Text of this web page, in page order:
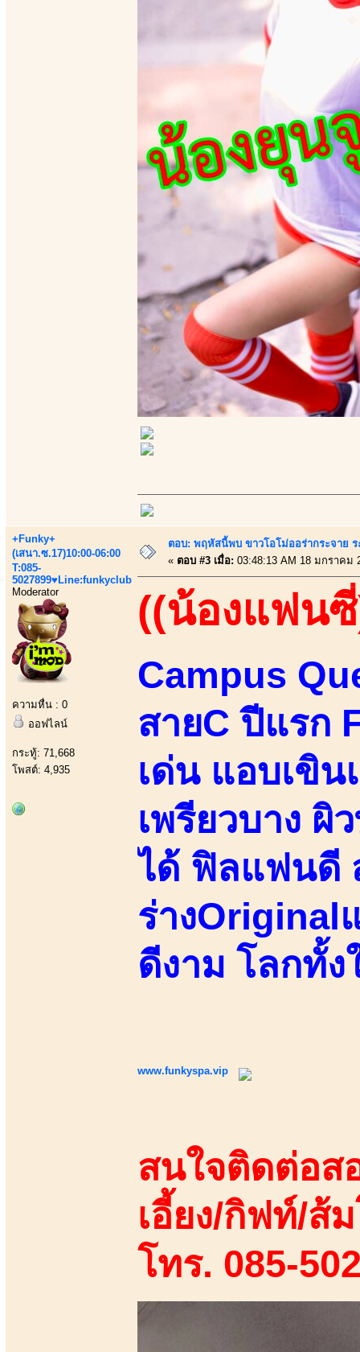
+Funky+
(เสนา.ซ.17)10:00-06:00
T:085-
5027899♥Line:funkyclub
Moderator
ความหื่น : 0
ออฟไลน์
กระทู้: 71,668
โพสต์: 4,935
ตอบ: พฤหัสนี้พบ ขาวโอโม่ออร่ากระจาย
« ตอบ #3 เมื่อ: 03:48:13 AM 18 มกราคม
((น้องแฟน
Campus
สายC ปีแรก
เด่น แอบเขิ
เพรียวบาง ผิ
ได้ ฟิลแฟนดี
ร่างOriginal
ดีงาม โลกทั้ง
www.funkyspa.vip
สนใจติดต่อส
เอี้ยง/กิฟท์/ส้
โทร. 085-